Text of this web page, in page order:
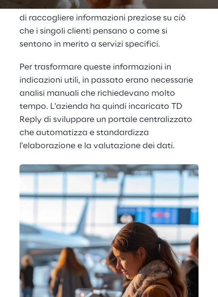
interazioni consentono al Gruppo Lufthansa
di raccogliere informazioni preziose su ciò
che i singoli clienti pensano o come si
sentono in merito a servizi specifici.
Per trasformare queste informazioni in
indicazioni utili, in passato erano necessarie
analisi manuali che richiedevano molto
tempo. L'azienda ha quindi incaricato TD
Reply di sviluppare un portale centralizzato
che automatizza e standardizza
l'elaborazione e la valutazione dei dati.